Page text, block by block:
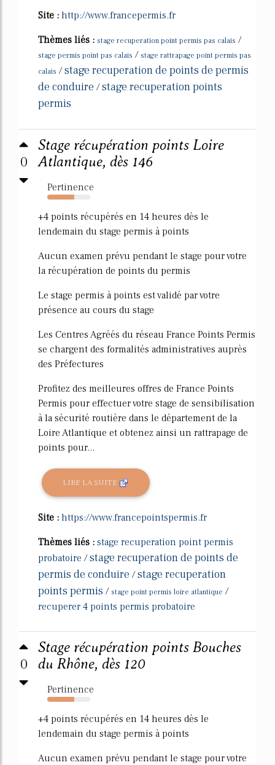
Site : http://www.francepermis.fr
Thèmes liés : stage recuperation point permis pas calais /
stage permis point pas calais / stage rattrapage point permis pas
calais /stage recuperation de points de permis
de conduire /stage recuperation points
permis
0
Stage récupération points Loire
Atlantique, dès 146
Pertinence
63%
+4 points récupérés en 14 heures dès le
lendemain du stage permis à points
Aucun examen prévu pendant le stage pour votre
la récupération de points du permis
Le stage permis à points est validé par votre
présence au cours du stage
Les Centres Agréés du réseau France Points Permis
se chargent des formalités administratives auprès
des Préfectures
Profitez des meilleures offres de France Points
Permis pour effectuer votre stage de sensibilisation
à la sécurité routière dans le département de la
Loire Atlantique et obtenez ainsi un rattrapage de
points pour...
LIRE LA SUITE
Site : https://www.francepointspermis.fr
Thèmes liés : stage recuperation point permis
probatoire /stage recuperation de points de
permis de conduire /stage recuperation
points permis / stage point permis loire atlantique /
recuperer 4 points permis probatoire
0
Stage récupération points Bouches
du Rhône, dès 120
Pertinence
63%
+4 points récupérés en 14 heures dès le
lendemain du stage permis à points
Aucun examen prévu pendant le stage pour votre